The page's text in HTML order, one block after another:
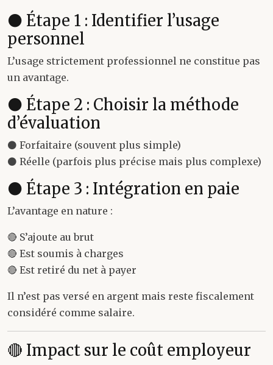
⚫ Étape 1 : Identifier l’usage
personnel
L’usage strictement professionnel ne constitue pas
un avantage.
⚫ Étape 2 : Choisir la méthode
d’évaluation
⚫ Forfaitaire (souvent plus simple)
⚫ Réelle (parfois plus précise mais plus complexe)
⚫ Étape 3 : Intégration en paie
L’avantage en nature :
🔴 S’ajoute au brut
🔴 Est soumis à charges
🔴 Est retiré du net à payer
Il n’est pas versé en argent mais reste fiscalement
considéré comme salaire.
🔴 Impact sur le coût employeur